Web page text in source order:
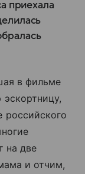
приехала
в фильме
российского
на две
и отчим,